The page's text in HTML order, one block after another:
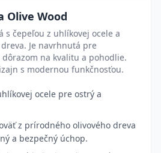
Olive Wood
s čepeľou z uhlíkovej ocele a
Je navrhnutá pre
na kvalitu a pohodlie.
s modernou funkčnosťou.
ocele pre ostrý a
z prírodného olivového dreva
a bezpečný úchop.